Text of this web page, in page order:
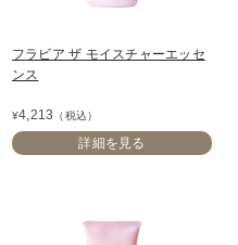
フラビア ザ モイスチャーエッセ
ンス
¥4,213 （税込）
詳細を見る